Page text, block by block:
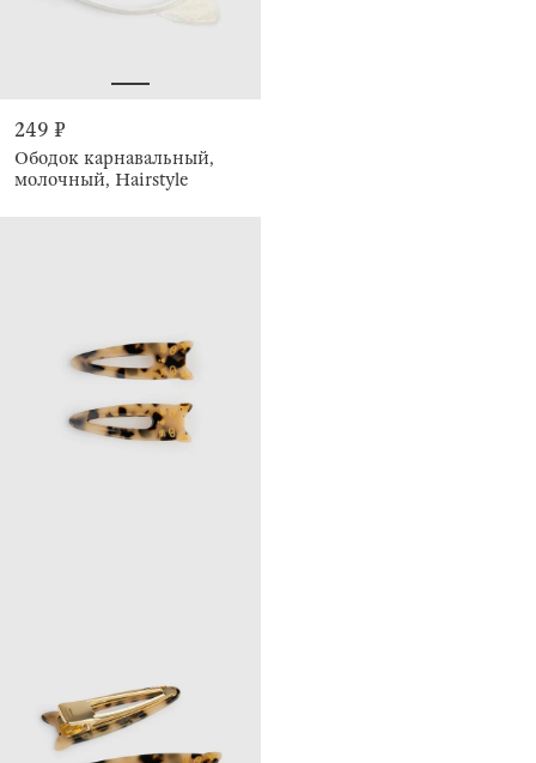
249 ₽
Ободок карнавальный,
молочный, Hairstyle